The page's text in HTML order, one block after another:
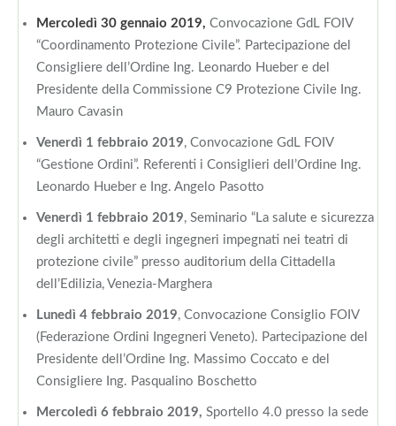
Mercoledì 30 gennaio 2019, Convocazione GdL FOIV
“Coordinamento Protezione Civile”. Partecipazione del
Consigliere dell’Ordine Ing. Leonardo Hueber e del
Presidente della Commissione C9 Protezione Civile Ing.
Mauro Cavasin
Venerdì 1 febbraio 2019, Convocazione GdL FOIV
“Gestione Ordini”. Referenti i Consiglieri dell’Ordine Ing.
Leonardo Hueber e Ing. Angelo Pasotto
Venerdì 1 febbraio 2019, Seminario “La salute e sicurezza
degli architetti e degli ingegneri impegnati nei teatri di
protezione civile” presso auditorium della Cittadella
dell’Edilizia, Venezia-Marghera
Lunedì 4 febbraio 2019, Convocazione Consiglio FOIV
(Federazione Ordini Ingegneri Veneto). Partecipazione del
Presidente dell’Ordine Ing. Massimo Coccato e del
Consigliere Ing. Pasqualino Boschetto
Mercoledì 6 febbraio 2019, Sportello 4.0 presso la sede